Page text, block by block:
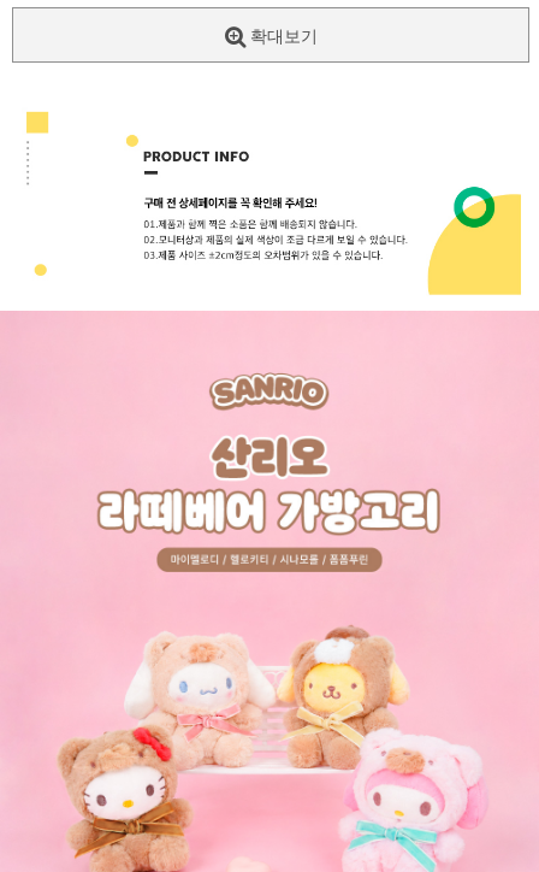
PAYCO 바로
확대보기